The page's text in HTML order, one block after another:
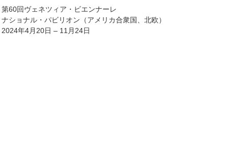
第60回ヴェネツィア・ビエンナーレ
ナショナル・パビリオン（アメリカ合衆国、北欧）
2024年4月20日 – 11月24日